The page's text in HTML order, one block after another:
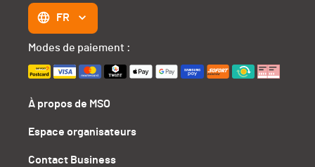
À propos de MSO
Espace organisateurs
Contact Business
FR
Modes de paiement :